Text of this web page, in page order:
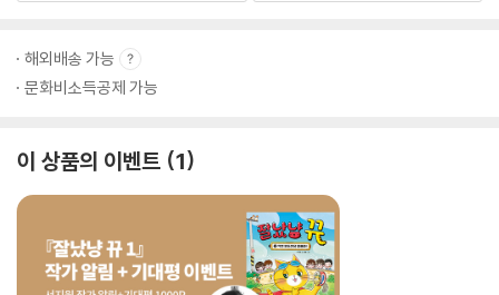
해외배송 가능
문화비소득공제 가능
이 상품의 이벤트 1